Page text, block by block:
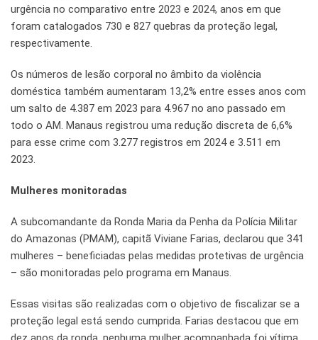
urgência no comparativo entre 2023 e 2024, anos em que
foram catalogados 730 e 827 quebras da proteção legal,
respectivamente.
Os números de lesão corporal no âmbito da violência
doméstica também aumentaram 13,2% entre esses anos com
um salto de 4.387 em 2023 para 4.967 no ano passado em
todo o AM. Manaus registrou uma redução discreta de 6,6%
para esse crime com 3.277 registros em 2024 e 3.511 em
2023.
Mulheres monitoradas
A subcomandante da Ronda Maria da Penha da Polícia Militar
do Amazonas (PMAM), capitã Viviane Farias, declarou que 341
mulheres – beneficiadas pelas medidas protetivas de urgência
– são monitoradas pelo programa em Manaus.
Essas visitas são realizadas com o objetivo de fiscalizar se a
proteção legal está sendo cumprida. Farias destacou que em